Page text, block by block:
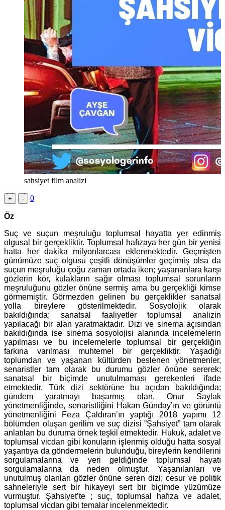
sahsiyet film analizi
+ - 0
Öz
Suç ve suçun meşruluğu toplumsal hayatta yer edinmiş
olgusal bir gerçekliktir. Toplumsal hafızaya her gün bir yenisi
hatta her dakika milyonlarcası eklenmektedir. Geçmişten
günümüze suç olgusu çeşitli dönüşümler geçirmiş olsa da
suçun meşruluğu çoğu zaman ortada iken; yaşananlara karşı
gözlerin kör, kulakların sağır olması toplumsal sorunların
meşruluğunu gözler önüne sermiş ama bu gerçekliği kimse
görmemiştir. Görmezden gelinen bu gerçeklikler sanatsal
yolla bireylere gösterilmektedir. Sosyolojik olarak
bakıldığında; sanatsal faaliyetler toplumsal analizin
yapılacağı bir alan yaratmaktadır. Dizi ve sinema açısından
bakıldığında ise sinema sosyolojisi alanında incelemelerin
yapılması ve bu incelemelerle toplumsal bir gerçekliğin
farkına varılması muhtemel bir gerçekliktir. Yaşadığı
toplumdan ve yaşanan kültürden beslenen yönetmenler,
senaristler tam olarak bu durumu gözler önüne sererek;
sanatsal bir biçimde unutulmaması gerekenleri ifade
etmektedir. Türk dizi sektörüne bu açıdan bakıldığında;
gündem yaratmayı başarmış olan, Onur Saylak
yönetmenliğinde, senaristliğini Hakan Günday’ın ve görüntü
yönetmenliğini Feza Çaldıran’ın yaptığı 2018 yapımı 12
bölümden oluşan gerilim ve suç dizisi ”Şahsiyet” tam olarak
anlatılan bu duruma örnek teşkil etmektedir. Hukuk, adalet ve
toplumsal vicdan gibi konuların işlenmiş olduğu hatta sosyal
yaşantıya da göndermelerin bulunduğu, bireylerin kendilerini
sorgulamalarına ve yeri geldiğinde toplumsal hayatı
sorgulamalarına da neden olmuştur. Yaşanılanları ve
unutulmuş olanları gözler önüne seren dizi; cesur ve politik
sahneleriyle sert bir hikayeyi sert bir biçimde yüzümüze
vurmuştur. Şahsiyet’te ; suç, toplumsal hafıza ve adalet,
toplumsal vicdan gibi temalar incelenmektedir.